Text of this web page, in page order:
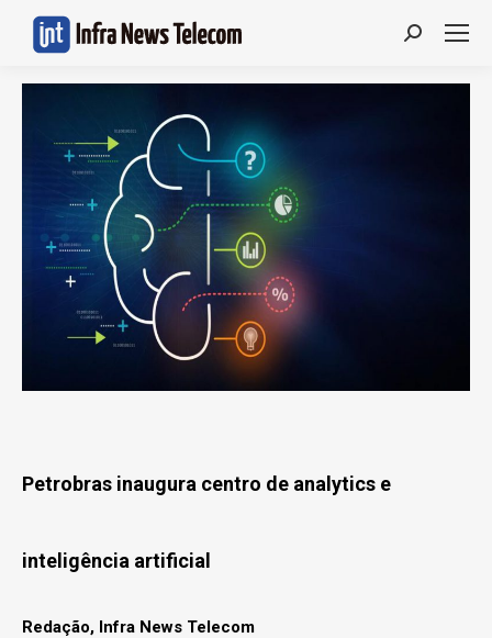
Search:
Petrobras inaugura centro de analytics e
inteligência artificial
Redação, Infra News Telecom